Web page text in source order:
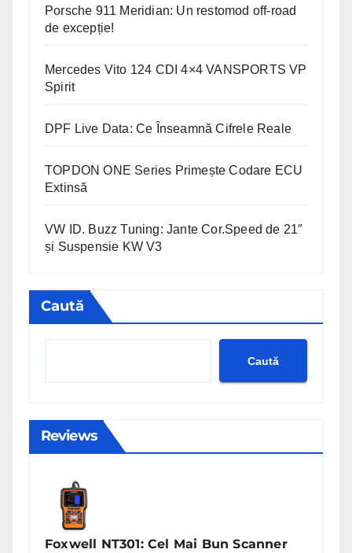
Porsche 911 Meridian: Un restomod off-road
de excepție!
Mercedes Vito 124 CDI 4×4 VANSPORTS VP
Spirit
DPF Live Data: Ce Înseamnă Cifrele Reale
TOPDON ONE Series Primește Codare ECU
Extinsă
VW ID. Buzz Tuning: Jante Cor.Speed de 21″
și Suspensie KW V3
Caută
Caută
Reviews
Foxwell NT301: Cel Mai Bun Scanner